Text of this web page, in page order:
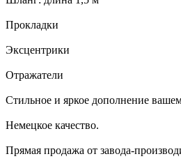
Прокладки
Эксцентрики
Отражатели
Стильное и яркое дополнение
Немецкое качество.
Прямая продажа от завода-